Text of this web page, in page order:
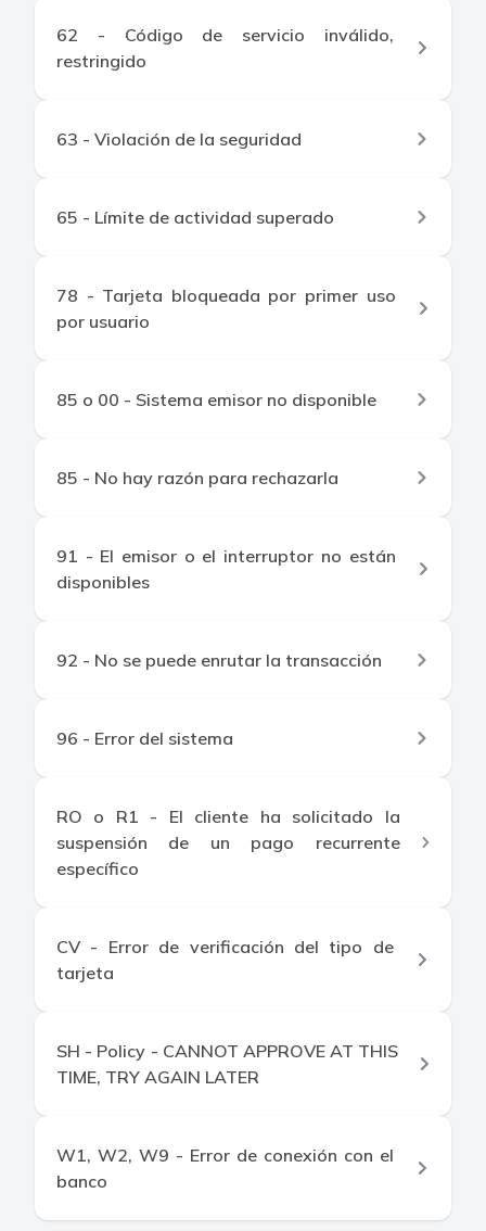
62 - Código de servicio inválido,
restringido
63 - Violación de la seguridad
65 - Límite de actividad superado
78 - Tarjeta bloqueada por primer uso
por usuario
85 o 00 - Sistema emisor no disponible
85 - No hay razón para rechazarla
91 - El emisor o el interruptor no están
disponibles
92 - No se puede enrutar la transacción
96 - Error del sistema
RO o R1 - El cliente ha solicitado la
suspensión de un pago recurrente
específico
CV - Error de verificación del tipo de
tarjeta
SH - Policy - CANNOT APPROVE AT THIS
TIME, TRY AGAIN LATER
W1, W2, W9 - Error de conexión con el
banco